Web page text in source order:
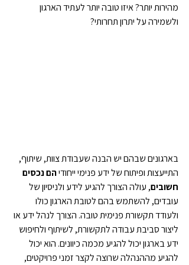
מהירות יותר? איזו טובה יותר לעתיד הארגון
ולשמירה על יתרון תחרותי?
בארגונים שבהם יש הבנה שעבודת צוות, שיתוף,
התייעצות ופיתוח של ידע פנימי ייחודי הם נכסים
חשובים, עולה הצורך להגיע לידע ולניסיון של
עובדים, להשתמש בהם לטובת הארגון כולו
ולעודד תקשורת פנימית טובה. הצורך לנהל ידע או
ליצור סביבת עבודה לתקשורת, לשיתוף ולחיפוש
ידע בארגון יכול להגיע מכמה כיוונים. הוא יכול
להגיע מההנהלה שרוצה לקצר זמני פרויקטים,